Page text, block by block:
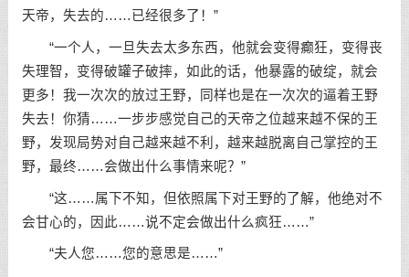
天帝，失去的……已经很多了！”
“一个人，一旦失去太多东西，他就会变得癫狂，变得丧
失理智，变得破罐子破摔，如此的话，他暴露的破绽，就会
更多！我一次次的放过王野，同样也是在一次次的逼着王野
失去！你猜……一步步感觉自己的天帝之位越来越不保的王
野，发现局势对自己越来越不利，越来越脱离自己掌控的王
野，最终……会做出什么事情来呢？”
“这……属下不知，但依照属下对王野的了解，他绝对不
会甘心的，因此……说不定会做出什么疯狂……”
“夫人您……您的意思是……”